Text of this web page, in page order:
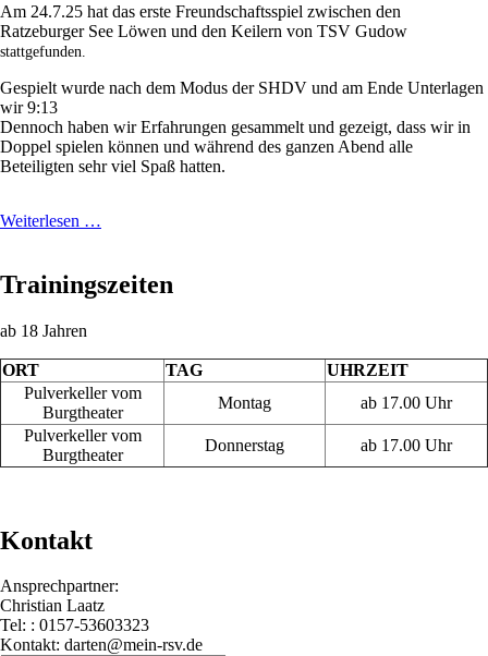
Am 24.7.25 hat das erste Freundschaftsspiel zwischen den
Ratzeburger See Löwen und den Keilern von TSV Gudow
stattgefunden.
Gespielt wurde nach dem Modus der SHDV und am Ende Unterlagen
wir 9:13
Dennoch haben wir Erfahrungen gesammelt und gezeigt, dass wir in
Doppel spielen können und während des ganzen Abend alle
Beteiligten sehr viel Spaß hatten.
Weiterlesen …
Trainingszeiten
ab 18 Jahren
ORT TAG
UHRZEIT
Pulverkeller vom
Burgtheater
Montag
ab 17.00 Uhr
Pulverkeller vom
Burgtheater
Donnerstag ab 17.00 Uhr
Kontakt
Ansprechpartner:
Christian Laatz
Tel: : 0157-53603323
Kontakt: darten@mein-rsv.de